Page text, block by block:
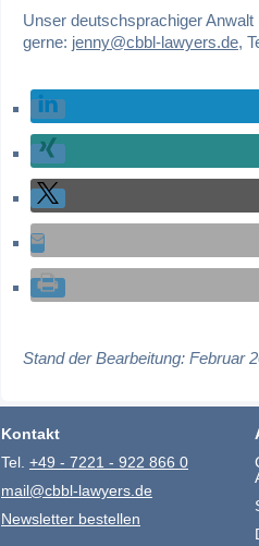
Unser deutschsprachiger
gerne: jenny@cbbl-lawyers.de,
Stand der Bearbeitung: Februar
Kontakt
Tel. +49 - 7221 - 922 866 0
mail@cbbl-lawyers.de
Newsletter bestellen